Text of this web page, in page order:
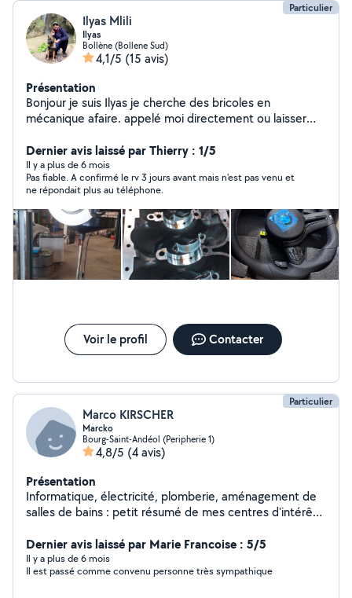
Particulier
Ilyas Mlili
Ilyas
Bollène (Bollene Sud)
4,1/5 (15 avis)
Présentation
Bonjour je suis Ilyas je cherche des bricoles en
mécanique afaire. appelé moi directement ou laisser
potentiellement intéressée merci -remplacement d'une
pièce -vidange -Plaquette et disques de freins -
changement de pneus -Nettoyage intérieur et extérieur
-montage borne de recharge pour véhicules électriques
Je suis équipé et je suis disponible tout les jours veuillez
m'appeler si besoin. BON courage a tout le monde
Dernier avis laissé par Thierry : 1/5
Il y a plus de 6 mois
Pas fiable. A confirmé le rv 3 jours avant mais n'est pas venu et
ne répondait plus au téléphone.
Voir le profil Contacter
Particulier
Marco KIRSCHER
Marcko
Bourg-Saint-Andéol (Peripherie 1)
4,8/5 (4 avis)
Présentation
Informatique, électricité, plomberie, aménagement de
salles de bains : petit résumé de mes centres d'intérêt.
Dernier avis laissé par Marie Francoise : 5/5
Il y a plus de 6 mois
Il est passé comme convenu personne très sympathique